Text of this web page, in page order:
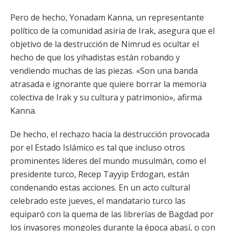
Pero de hecho, Yonadam Kanna, un representante
político de la comunidad asiria de Irak, asegura que el
objetivo de la destrucción de Nimrud es ocultar el
hecho de que los yihadistas están robando y
vendiendo muchas de las piezas. «Son una banda
atrasada e ignorante que quiere borrar la memoria
colectiva de Irak y su cultura y patrimonio», afirma
Kanna.
De hecho, el rechazo hacia la destrucción provocada
por el Estado Islámico es tal que incluso otros
prominentes líderes del mundo musulmán, como el
presidente turco, Recep Tayyip Erdogan, están
condenando estas acciones. En un acto cultural
celebrado este jueves, el mandatario turco las
equiparó con la quema de las librerías de Bagdad por
los invasores mongoles durante la época abasí, o con